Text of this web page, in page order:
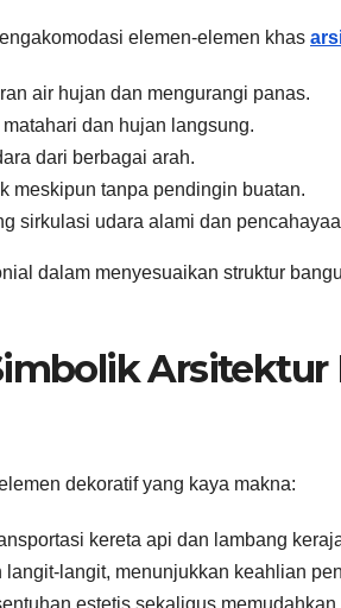
elemen-elemen khas
air hujan dan mengurangi panas.
dan hujan langsung.
dari berbagai arah.
meskipun tanpa pendingin buatan.
sirkulasi udara alami dan
dalam menyesuaikan struktur
Arsitektur
dekoratif yang kaya makna:
kereta api dan lambang
langit, menunjukkan keahlian